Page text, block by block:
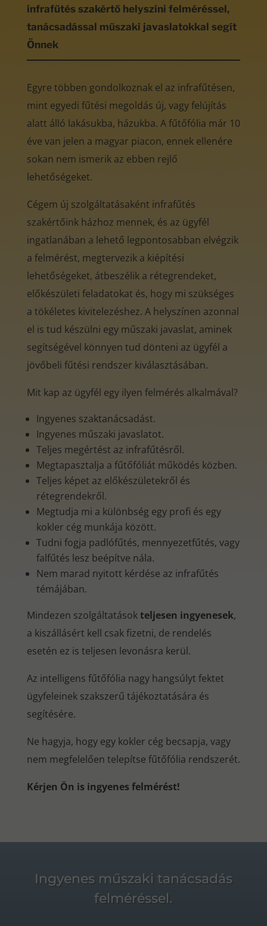
infrafűtés szakértő helyszíni felméréssel,
tanácsadással műszaki javaslatokkal segít
Önnek
Egyre többen gondolkoznak el az infrafűtésen,
mint egyedi fűtési megoldás új, vagy felújítás
alatt álló lakásukba, házukba. A fűtőfólia már 10
éve van jelen a magyar piacon, ennek ellenére
sokan nem ismerik az ebben rejlő
lehetőségeket.
Cégem új szolgáltatásaként infrafűtés
szakértőink házhoz mennek, és az ügyfél
ingatlanában a lehető legpontosabban elvégzik
a felmérést, megtervezik a kiépítési
lehetőségeket, átbeszélik a rétegrendeket,
előkészületi feladatokat és, hogy mi szükséges
a tökéletes kivitelezéshez. A helyszínen azonnal
el is tud készülni egy műszaki javaslat, aminek
segítségével könnyen tud dönteni az ügyfél a
jövőbeli fűtési rendszer kiválasztásában.
Mit kap az ügyfél egy ilyen felmérés alkalmával?
Ingyenes szaktanácsadást.
Ingyenes műszaki javaslatot.
Teljes megértést az infrafűtésről.
Megtapasztalja a fűtőfóliát működés közben.
Teljes képet az előkészületekről és
rétegrendekről.
Megtudja mi a különbség egy profi és egy
kokler cég munkája között.
Tudni fogja padlófűtés, mennyezetfűtés, vagy
falfűtés lesz beépítve nála.
Nem marad nyitott kérdése az infrafűtés
témájában.
Mindezen szolgáltatásokteljesen ingyenesek,
a kiszállásért kell csak fizetni, de rendelés
esetén ez is teljesen levonásra kerül.
Az intelligens fűtőfólia nagy hangsúlyt fektet
ügyfeleinek szakszerű tájékoztatására és
segítésére.
Ne hagyja, hogy egy kokler cég becsapja, vagy
nem megfelelően telepítse fűtőfólia rendszerét.
Kérjen Ön is ingyenes felmérést!
Ingyenes műszaki tanácsadás
felméréssel.